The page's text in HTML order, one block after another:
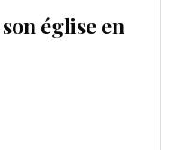
église en